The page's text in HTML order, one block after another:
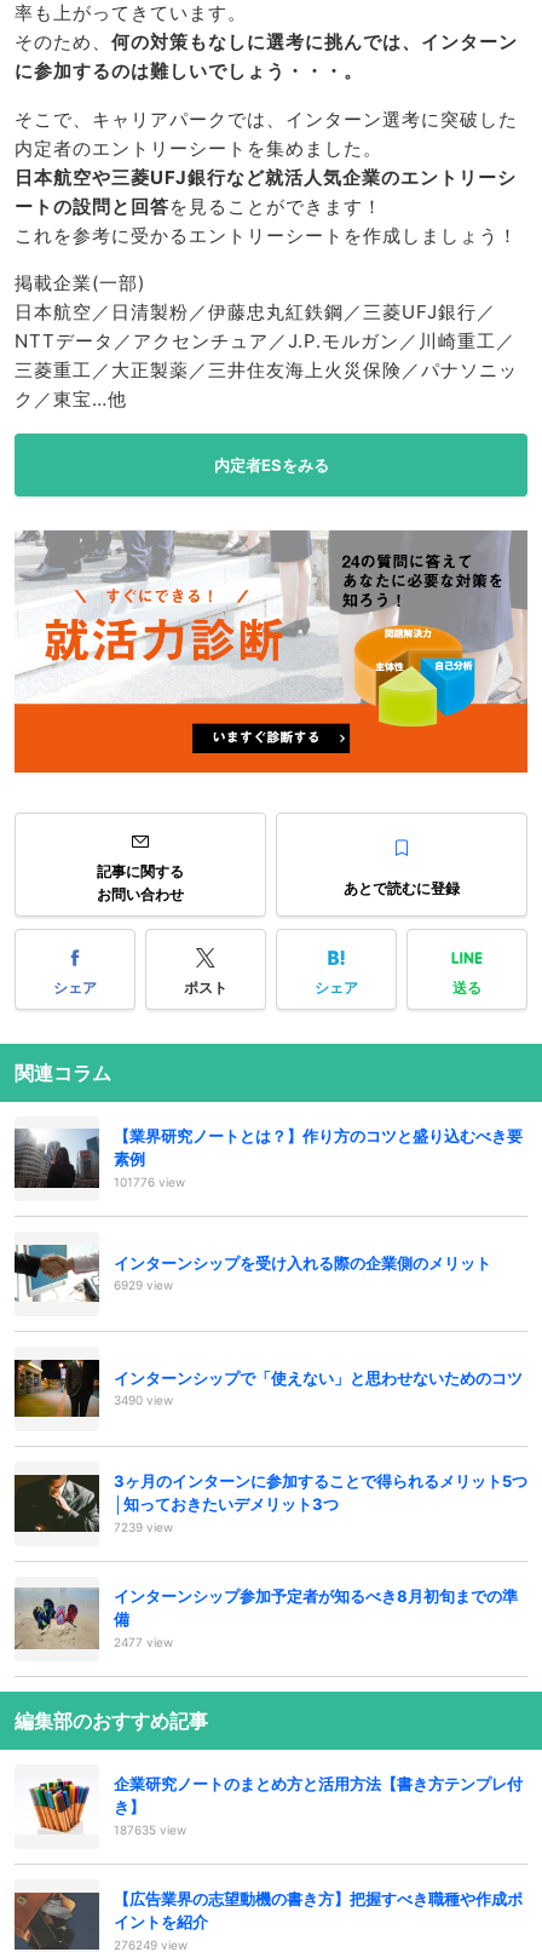
率も上がってきています。
そのため、 何の対策もなしに選考に挑んでは、インターン
に参加するのは難しいでしょう・・・。
そこで、キャリアパークでは、インターン選考に突破した
内定者のエントリーシートを集めました。
日本航空や三菱UFJ銀行など就活人気企業のエントリーシ
ートの設問と回答を見ることができます！
これを参考に受かるエントリーシートを作成しましょう！
掲載企業(一部)
日本航空／日清製粉／伊藤忠丸紅鉄鋼／三菱UFJ銀行／
NTTデータ／アクセンチュア／J.P.モルガン／川崎重工／
三菱重工／大正製薬／三井住友海上火災保険／パナソニッ
ク／東宝…他
内定者ESをみる
記事に関する
お問い合わせ
あとで読むに登録
シェア ポスト シェア 送る
関連コラム
【業界研究ノートとは？】作り方のコツと盛り込むべき要
素例
101776 view
インターンシップを受け入れる際の企業側のメリット
6929 view
インターンシップで「使えない」と思わせないためのコツ
3490 view
3ヶ月のインターンに参加することで得られるメリット5つ
│知っておきたいデメリット3つ
7239 view
インターンシップ参加予定者が知るべき8月初旬までの準
備
2477 view
編集部のおすすめ記事
企業研究ノートのまとめ方と活用方法【書き方テンプレ付
き】
187635 view
【広告業界の志望動機の書き方】把握すべき職種や作成ポ
イントを紹介
276249 view